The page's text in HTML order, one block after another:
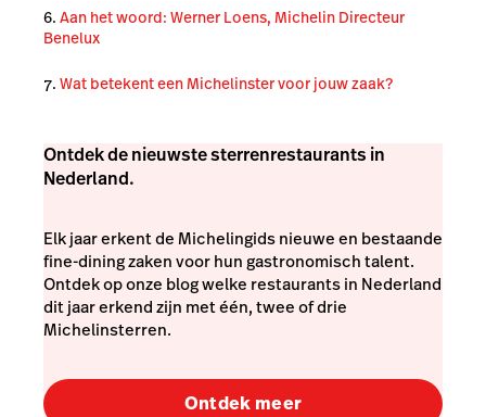
Aan het woord: Werner Loens, Michelin Directeur
Benelux
Wat betekent een Michelinster voor jouw zaak?
Ontdek de nieuwste sterrenrestaurants in
Nederland.
Elk jaar erkent de Michelingids nieuwe en bestaande
fine-dining zaken voor hun gastronomisch talent.
Ontdek op onze blog welke restaurants in Nederland
dit jaar erkend zijn met één, twee of drie
Michelinsterren.
Ontdek meer